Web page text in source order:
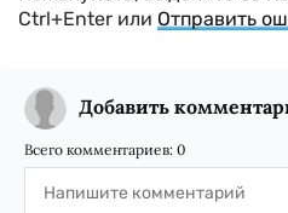
Ctrl+Enter или Отправить
Добавить
Всего комментариев: 0